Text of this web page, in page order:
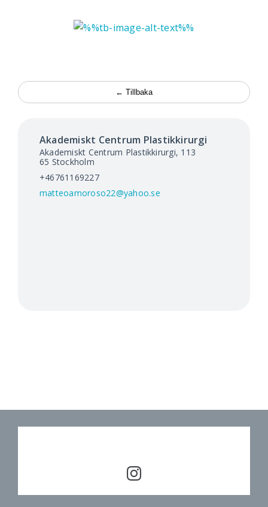
← Tillbaka
Akademiskt Centrum Plastikkirurgi
Akademiskt Centrum Plastikkirurgi, 113
65 Stockholm
+46761169227
matteoamoroso22@yahoo.se